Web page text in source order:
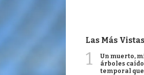
Las Más Vistas
1
Un muerto,
árboles
temporal